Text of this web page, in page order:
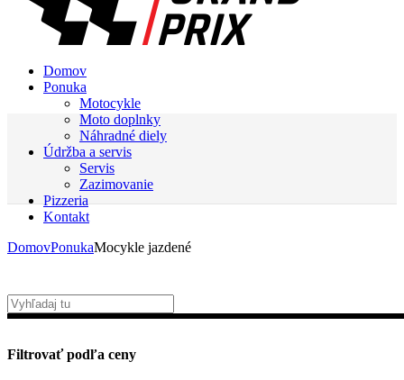
Domov
Ponuka
Motocykle
Moto doplnky
Náhradné diely
Údržba a servis
Servis
Zazimovanie
Pizzeria
Kontakt
DomovPonukaMocykle jazdené
Filtrovať podľa ceny